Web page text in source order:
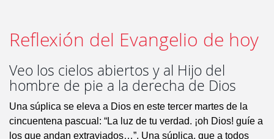
Reflexión del Evangelio de hoy
Veo los cielos abiertos y al Hijo del
hombre de pie a la derecha de Dios
Una súplica se eleva a Dios en este tercer martes de la
cincuentena pascual: “La luz de tu verdad. ¡oh Dios! guíe a
los que andan extraviados…”. Una súplica, que a todos